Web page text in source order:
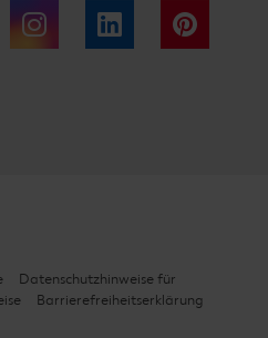
Instagram LinkedIn
Datenschutzhinweise für
Barrierefreiheitserklärung